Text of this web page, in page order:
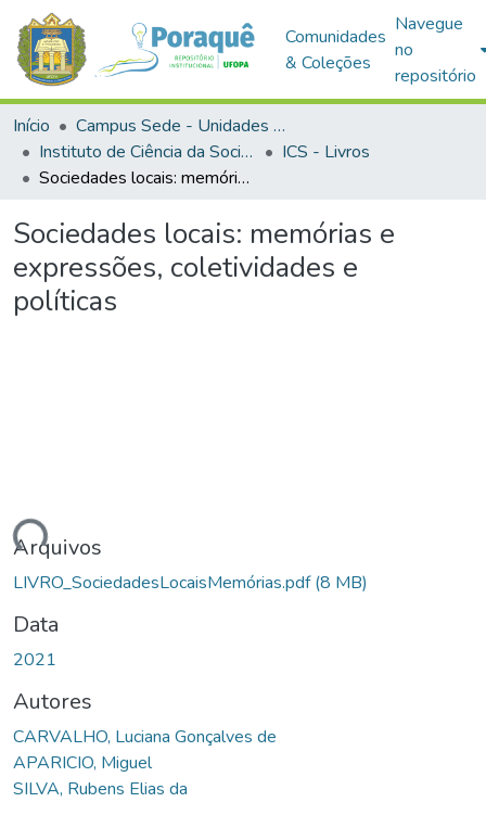
Comunidades
& Coleções
Navegue
no
repositório
Início
Campus Sede - Unidades Acadêmicas
Instituto de Ciência da Sociedade
ICS - Livros
Sociedades locais: memórias e expressões, coletividades e políticas
Sociedades locais: memórias e
expressões, coletividades e
políticas
Arquivos
LIVRO_SociedadesLocaisMemórias.pdf(8 MB)
Data
2021
Autores
CARVALHO, Luciana Gonçalves de
APARICIO, Miguel
SILVA, Rubens Elias da